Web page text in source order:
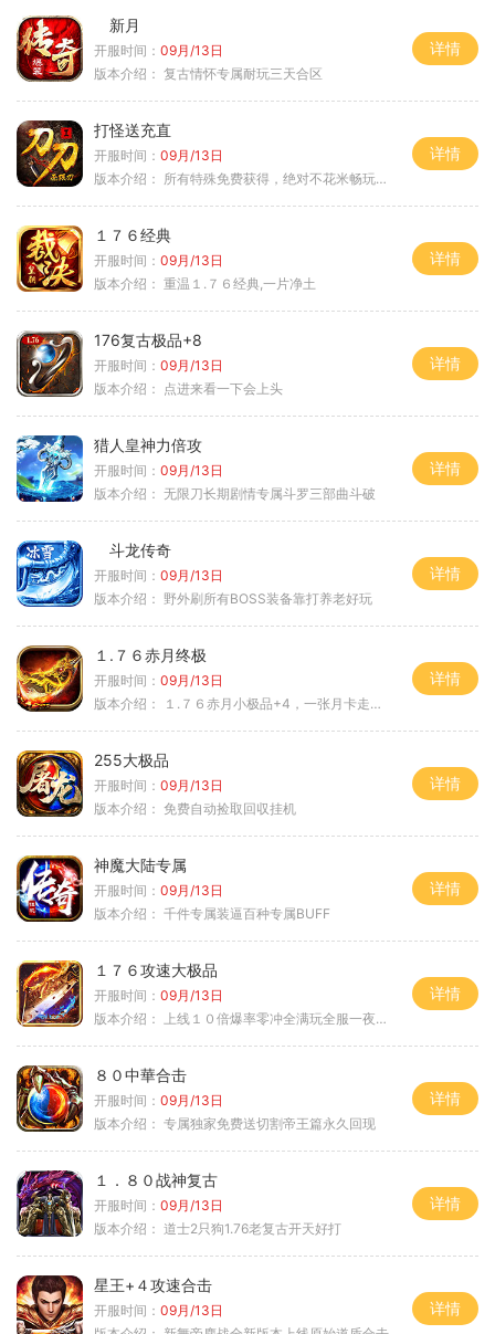
新月
开服时间： 09月/13日
版本介绍： 复古情怀专属耐玩三天合区
详情
打怪送充直
开服时间： 09月/13日
版本介绍： 所有特殊免费获得，绝对不花米畅玩所有地图
详情
１７６经典
开服时间： 09月/13日
版本介绍： 重温１.７６经典,一片净土
详情
176复古极品+8
开服时间： 09月/13日
版本介绍： 点进来看一下会上头
详情
猎人皇神力倍攻
开服时间： 09月/13日
版本介绍： 无限刀长期剧情专属斗罗三部曲斗破
详情
斗龙传奇
开服时间： 09月/13日
版本介绍： 野外刷所有BOSS装备靠打养老好玩
详情
１.７６赤月终极
开服时间： 09月/13日
版本介绍：
１.７６赤月小极品+4，一张月卡走天涯a
详情
255大极品
开服时间： 09月/13日
版本介绍： 免费自动捡取回収挂机
详情
神魔大陆专属
开服时间： 09月/13日
版本介绍： 千件专属装逼百种专属BUFF
详情
１７６攻速大极品
开服时间： 09月/13日
版本介绍：
上线１０倍爆率零冲全满玩全服一夜终极
详情
８０中華合击
开服时间： 09月/13日
版本介绍： 专属独家免费送切割帝王篇永久回现
详情
１．８０战神复古
开服时间： 09月/13日
版本介绍： 道士2只狗1.76老复古开天好打
详情
星王+４攻速合击
开服时间： 09月/13日
详情